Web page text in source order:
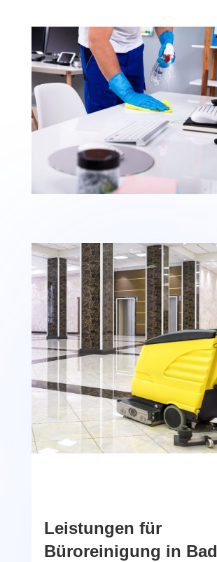
Leistungen für
Büroreinigung in Bad